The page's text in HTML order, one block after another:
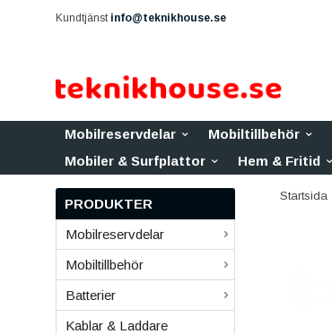
Kundtjänst info@teknikhouse.se
Mobilreservdelar Mobiltillbehör
Mobiler & Surfplattor
Hem & Fritid
PRODUKTER
Mobilreservdelar
Mobiltillbehör
Batterier
Kablar & Laddare
Startsida